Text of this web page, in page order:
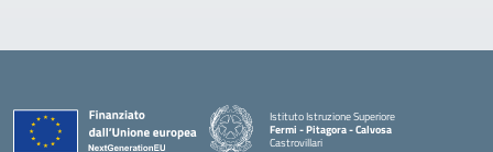
Istituto Istruzione Superiore
Fermi - Pitagora - Calvosa
Castrovillari